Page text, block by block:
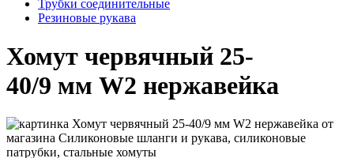
Трубки соединительные
Резиновые рукава
Хомут червячный 25-
40/9 мм W2 нержавейка